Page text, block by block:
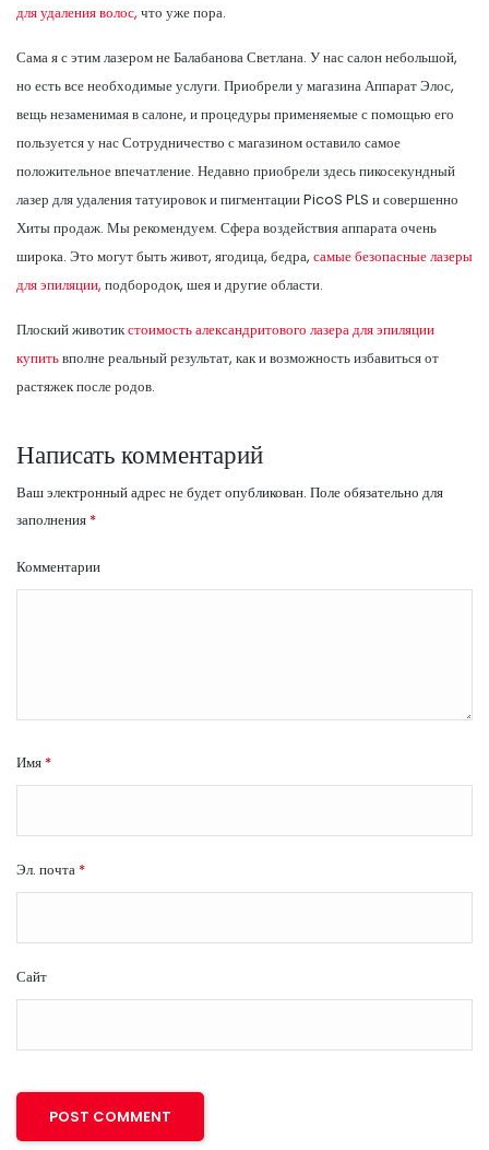
для удаления волос, что уже пора.
Сама я с этим лазером не Балабанова Светлана. У нас салон небольшой,
но есть все необходимые услуги. Приобрели у магазина Аппарат Элос,
вещь незаменимая в салоне, и процедуры применяемые с помощью его
пользуется у нас Сотрудничество с магазином оставило самое
положительное впечатление. Недавно приобрели здесь пикосекундный
лазер для удаления татуировок и пигментации PicoS PLS и совершенно
Хиты продаж. Мы рекомендуем. Сфера воздействия аппарата очень
широка. Это могут быть живот, ягодица, бедра, самые безопасные лазеры
для эпиляции, подбородок, шея и другие области.
Плоский животикстоимость александритового лазера для эпиляции
купитьвполне реальный результат, как и возможность избавиться от
растяжек после родов.
Написать комментарий
Ваш электронный адрес не будет опубликован. Поле обязательно для
заполнения *
Комментарии
Имя *
Эл. почта *
Сайт